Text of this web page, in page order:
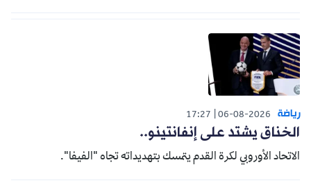
رياضة 06-08-2026
17:27
الخناق يشتد على إنفانتينو..
الاتحاد الأوروبي لكرة القدم يتمسك بتهديداته تجاه "الفيفا".